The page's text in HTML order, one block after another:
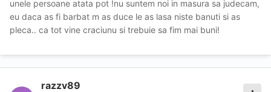
unele persoane atata pot !nu suntem noi in masura sa judecam,
eu daca as fi barbat m as duce le as lasa niste banuti si as
pleca.. ca tot vine craciunu si trebuie sa fim mai buni!
razzv89